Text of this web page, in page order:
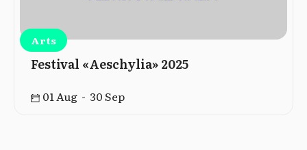
Arts
Festival «Aeschylia» 2025
01 Aug - 30 Sep